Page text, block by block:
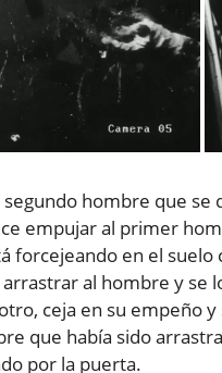
hombre que se
empujar al primer
forcejeando en el
al hombre y se
ceja en su empeño
que había sido
por la puerta.